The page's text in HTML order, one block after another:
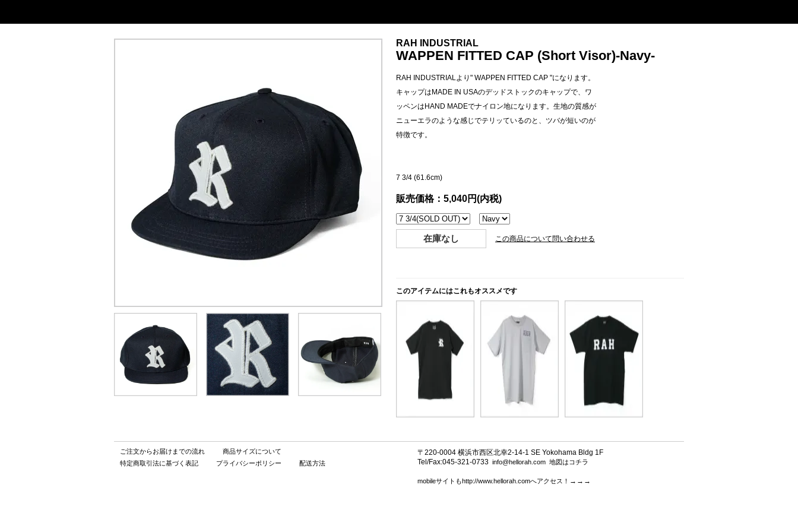
RAH INDUSTRIAL
WAPPEN FITTED CAP (Short Visor)-Navy-
RAH INDUSTRIALより" WAPPEN FITTED CAP "になります。
キャップはMADE IN USAのデッドストックのキャップで、ワ
ッペンはHAND MADEでナイロン地になります。生地の質感が
ニューエラのような感じでテリッているのと、ツバが短いのが
特徴です。
7 3/4 (61.6cm)
販売価格：5,040円(内税)
在庫なし この商品について問い合わせる
このアイテムにはこれもオススメです
ご注文からお届けまでの流れ
商品サイズについて
特定商取引法に基づく表記
プライバシーポリシー 配送方法
〒220-0004 横浜市西区北幸2-14-1 SE Yokohama Bldg 1F
Tel/Fax:045-321-0733 info@hellorah.com 地図はコチラ
mobileサイトもhttp://www.hellorah.comへアクセス！ →→→